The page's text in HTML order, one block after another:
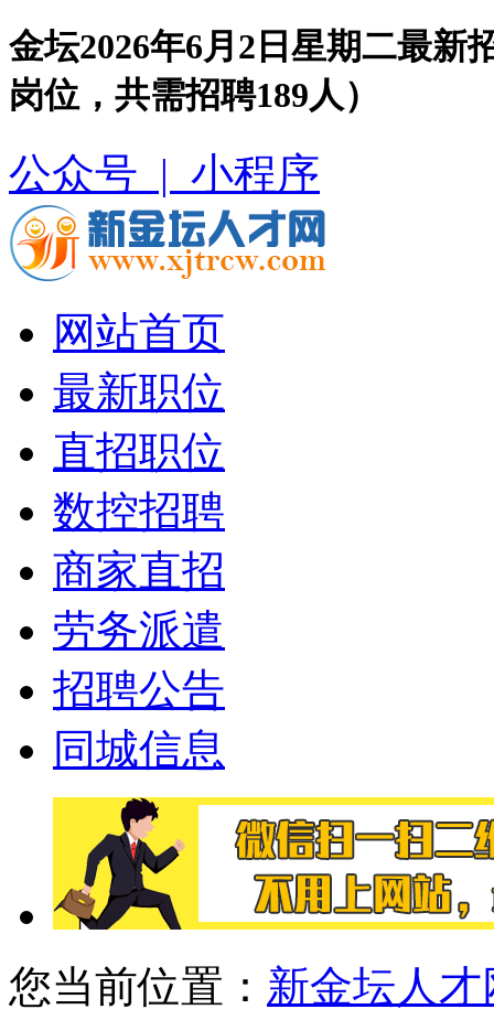
金坛2026年6月2日星期二最新
岗位，共需招聘189人）
公众号 | 小程序
网站首页
最新职位
直招职位
数控招聘
商家直招
劳务派遣
招聘公告
同城信息
您当前位置： 新金坛人才